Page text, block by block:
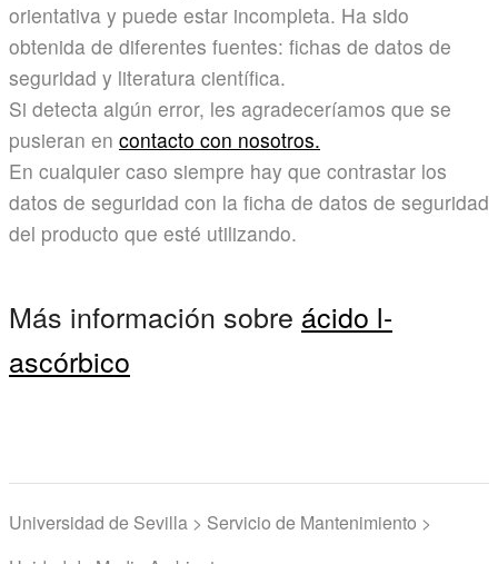
orientativa y puede estar incompleta. Ha sido
obtenida de diferentes fuentes: fichas de datos de
seguridad y literatura científica.
Si detecta algún error, les agradeceríamos que se
pusieran en contacto con nosotros.
En cualquier caso siempre hay que contrastar los
datos de seguridad con la ficha de datos de seguridad
del producto que esté utilizando.
Más información sobre ácido l-
ascórbico
Universidad de Sevilla > Servicio de Mantenimiento >